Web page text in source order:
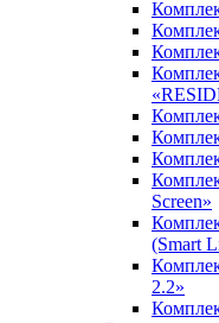
Screen»
(Smart
2.2»